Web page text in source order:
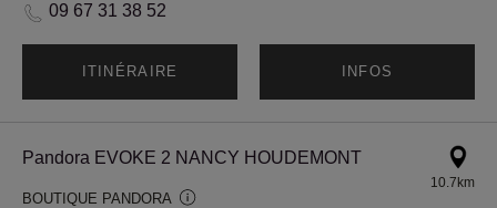
09 67 31 38 52
ITINÉRAIRE INFOS
Pandora EVOKE 2 NANCY HOUDEMONT
BOUTIQUE PANDORA
10.7km